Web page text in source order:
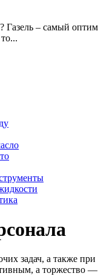
Газель – самый
задач, а также
а торжество